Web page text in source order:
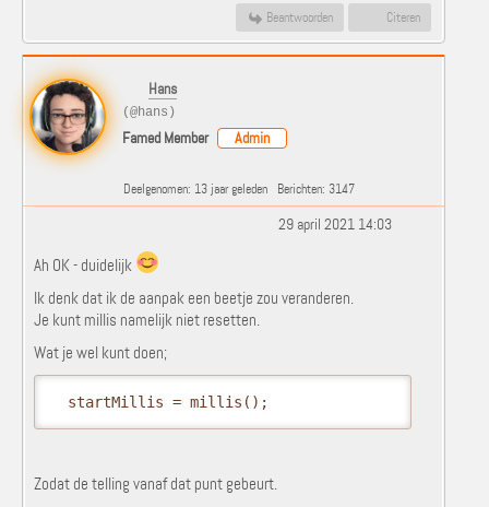
Beantwoorden Citeren
Hans
(@hans)
Famed Member Admin
Deelgenomen: 13 jaar geleden Berichten: 3147
29 april 2021 14:03
Ah OK - duidelijk
Ik denk dat ik de aanpak een beetje zou veranderen.
Je kunt millis namelijk niet resetten.
Wat je wel kunt doen;
startMillis = millis();
Zodat de telling vanaf dat punt gebeurt.